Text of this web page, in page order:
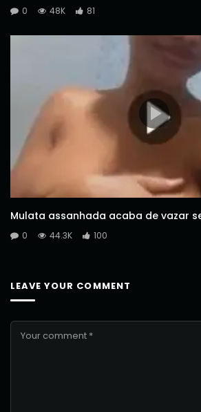
0 48K 81
Mulata assanhada acaba de vazar
0 44.3K 100
LEAVE YOUR COMMENT